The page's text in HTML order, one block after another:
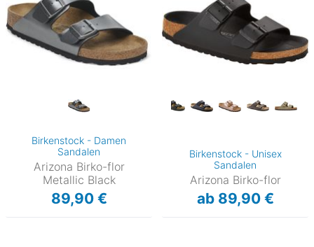
Birkenstock - Damen
Sandalen
Arizona Birko-flor
Metallic Black
89,90 €
Birkenstock - Unisex
Sandalen
Arizona Birko-flor
ab 89,90 €